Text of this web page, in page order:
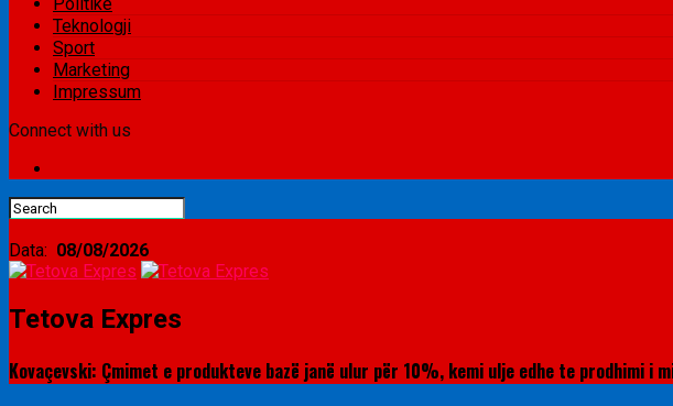
Teknologji
Sport
Marketing
Impressum
Connect with us
Data: 08/08/2026
Tetova Expres
Kovaçevski: Çmimet e produkteve bazë janë ulur për 10%, kemi ulje edhe te prodhimi i